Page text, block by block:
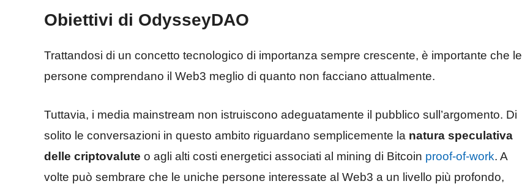
Obiettivi di OdysseyDAO
Trattandosi di un concetto tecnologico di importanza sempre crescente, è importante che le
persone comprendano il Web3 meglio di quanto non facciano attualmente.
Tuttavia, i media mainstream non istruiscono adeguatamente il pubblico sull’argomento. Di
solito le conversazioni in questo ambito riguardano semplicemente la natura speculativa
delle criptovalute o agli alti costi energetici associati al mining di Bitcoin proof-of-work. A
volte può sembrare che le uniche persone interessate al Web3 a un livello più profondo,